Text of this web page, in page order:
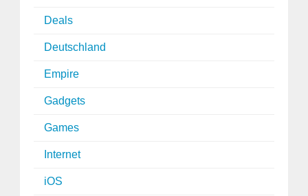
Deals
Deutschland
Empire
Gadgets
Games
Internet
iOS